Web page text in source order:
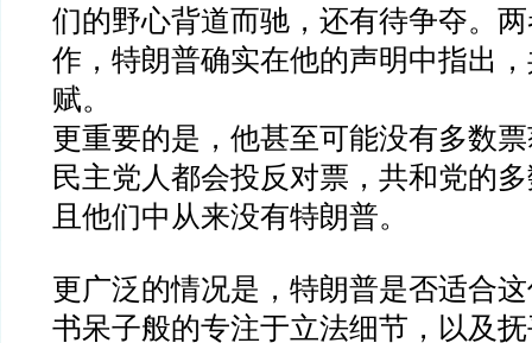
们的野心背道而驰，还有待争夺。
作，特朗普确实在他的声明中指出
赋。
更重要的是，他甚至可能没有多数
民主党人都会投反对票，共和党的
且他们中从来没有特朗普。
更广泛的情况是，特朗普是否适合
书呆子般的专注于立法细节，以及